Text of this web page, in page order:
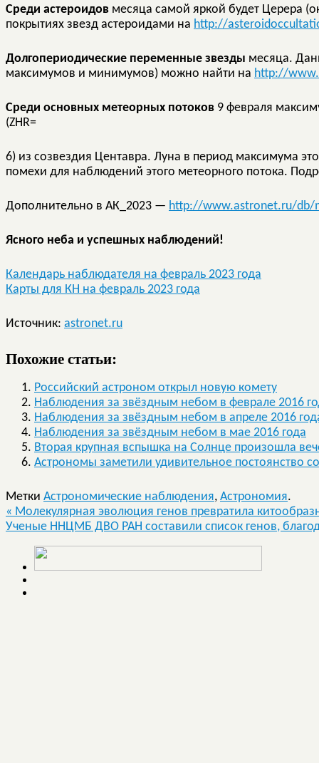
Среди астероидов месяца самой яркой будет Церера
покрытиях звезд астероидами на http://
Долгопериодические переменные звезды месяца.
максимумов и минимумов) можно найти на http://
Среди основных метеорных потоков 9 февраля
(ZHR=
6) из созвездия Центавра. Луна в период максимума
помехи для наблюдений этого метеорного потока.
Дополнительно в АК_2023 — http://www.astronet.ru/db/
Ясного неба и успешных наблюдений!
Календарь наблюдателя на февраль 2023 года
Карты для КН на февраль 2023 года
Источник: astronet.ru
Похожие статьи:
Российский астроном открыл новую комету
Наблюдения за звёздным небом в феврале 2016
Наблюдения за звёздным небом в апреле 2016
Наблюдения за звёздным небом в мае 2016 года
Вторая крупная вспышка на Солнце произошла
Астрономы заметили удивительное постоянство
Метки Астрономические наблюдения, Астрономия.
« Молекулярная эволюция генов превратила
Ученые ННЦМБ ДВО РАН составили список генов,